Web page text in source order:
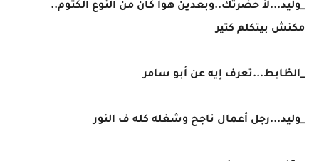
_وليد...لأ حضرتك..وبعدين هوا كان من النوع الكتوم..
مكنش بيتكلم كتير
_الظابط...تعرف إيه عن أبو سامر
_وليد...رجل أعمال ناجح وشغله كله ف النور